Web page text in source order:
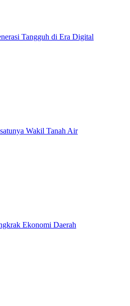
Tangguh di Era Digital
Wakil Tanah Air
Ekonomi Daerah